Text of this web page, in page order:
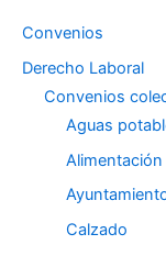
Convenios
Derecho Laboral
Convenios
Aguas
Alimentación
Calzado